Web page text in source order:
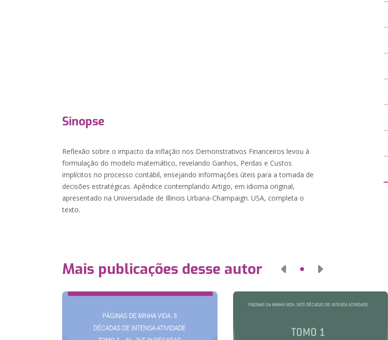
Sinopse
Reflexão sobre o impacto da inflação nos Demonstrativos Financeiros levou à
formulação do modelo matemático, revelando Ganhos, Perdas e Custos
implícitos no processo contábil, ensejando informações úteis para a tomada de
decisões estratégicas. Apêndice contemplando Artigo, em idioma original,
apresentado na Universidade de Illinois Urbana-Champaign. USA, completa o
texto.
Mais publicações desse autor